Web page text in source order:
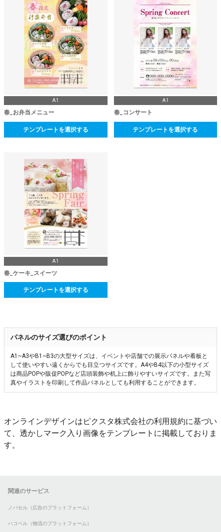
A1
春_お弁当メニュー
テンプレートを選択する
A1
春_コンサート
テンプレートを選択する
A1
春_ケーキ_スイーツ
テンプレートを選択する
パネルのサイズ選びのポイント
A1~A3やB1~B3の大型サイズは、イベントや店舗での展示パネルや看板と
して使いやすい遠くからでも目立つサイズです。A4やB4以下の小型サイズ
は商品POPや販促POPなど店頭装飾や机上に飾りやすいサイズです。また写
真やイラストを印刷して作品パネルとしても利用することができます。
オンラインデザインはピクスタ株式会社の利用規約に基づい
て、透かしマーク入り画像をテンプレートに掲載しておりま
す。
関連のサービス
ノバセル（広告のプラットフォーム）
ハコベル（物流のプラットフォーム）